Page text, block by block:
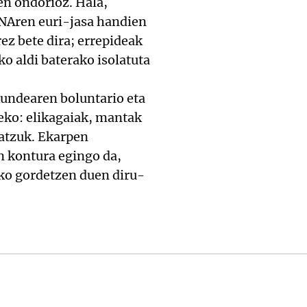
euri-jasa handien
bete dira; errepideak
aldi baterako isolatuta
boluntario eta
elikagaiak, mantak
Ekarpen
kontura egingo da,
gordetzen duen diru-